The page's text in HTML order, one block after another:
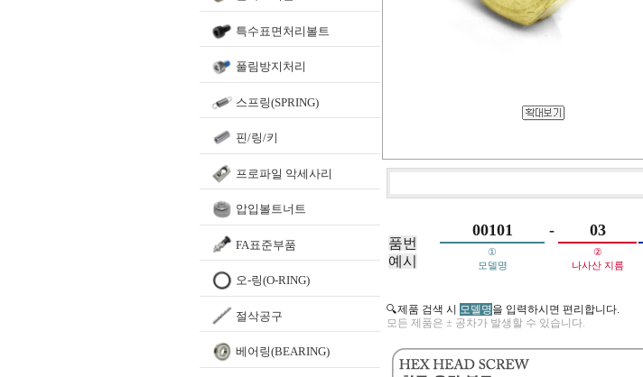
특수표면처리볼트
풀림방지처리
스프링(SPRING)
핀/링/키
프로파일 악세사리
압입볼트너트
FA표준부품
오-링(O-RING)
절삭공구
베어링(BEARING)
품번
예시
00101 - 03
①
모델명
②
나사산 지름
🔍제품 검색 시 모델명을 입력하시면 편리합니다.
모든 제품은 ± 공차가 발생할 수 있습니다.